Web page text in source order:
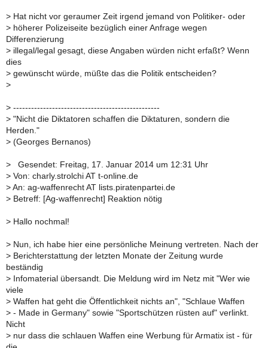
> Hat nicht vor geraumer Zeit irgend jemand von Politiker- oder
> höherer Polizeiseite bezüglich einer Anfrage wegen
Differenzierung
> illegal/legal gesagt, diese Angaben würden nicht erfaßt? Wenn
dies
> gewünscht würde, müßte das die Politik entscheiden?
>
> -------------------------------------------------
> "Nicht die Diktatoren schaffen die Diktaturen, sondern die
Herden."
> (Georges Bernanos)
> Gesendet: Freitag, 17. Januar 2014 um 12:31 Uhr
> Von: charly.strolchi AT t-online.de
> An: ag-waffenrecht AT lists.piratenpartei.de
> Betreff: [Ag-waffenrecht] Reaktion nötig
> Hallo nochmal!
> Nun, ich habe hier eine persönliche Meinung vertreten. Nach der
> Berichterstattung der letzten Monate der Zeitung wurde
beständig
> Infomaterial übersandt. Die Meldung wird im Netz mit "Wer wie
viele
> Waffen hat geht die Öffentlichkeit nichts an", "Schlaue Waffen
> - Made in Germany" sowie "Sportschützen rüsten auf" verlinkt.
Nicht
> nur dass die schlauen Waffen eine Werbung für Armatix ist - für